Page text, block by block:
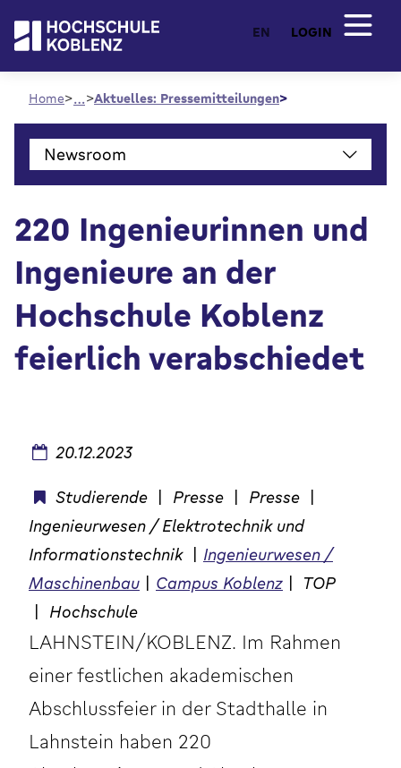
EN LOGIN
Home … Aktuelles: Pressemitteilungen
Newsroom
220 Ingenieurinnen und
Ingenieure an der
Hochschule Koblenz
feierlich verabschiedet
20.12.2023
Studierende | Presse | Presse |
Ingenieurwesen / Elektrotechnik und
Informationstechnik | Ingenieurwesen /
Maschinenbau | Campus Koblenz | TOP
| Hochschule
LAHNSTEIN/KOBLENZ. Im Rahmen
einer festlichen akademischen
Abschlussfeier in der Stadthalle in
Lahnstein haben 220